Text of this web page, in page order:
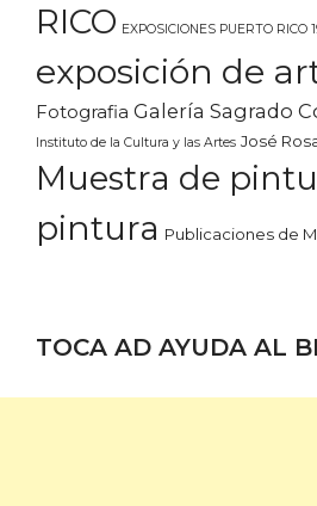
RICO EXPOSICIONES PUERTO RICO
exposición de
Fotografia Galería Sagrado
Instituto de la Cultura y las Artes José
Muestra de
pintura Publicaciones de
TOCA AD AYUDA AL